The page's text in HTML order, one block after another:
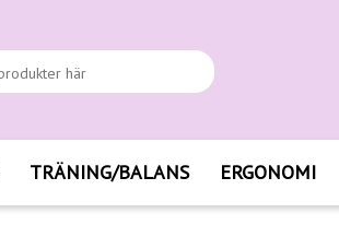
TRÄNING/BALANS ERGONOMI